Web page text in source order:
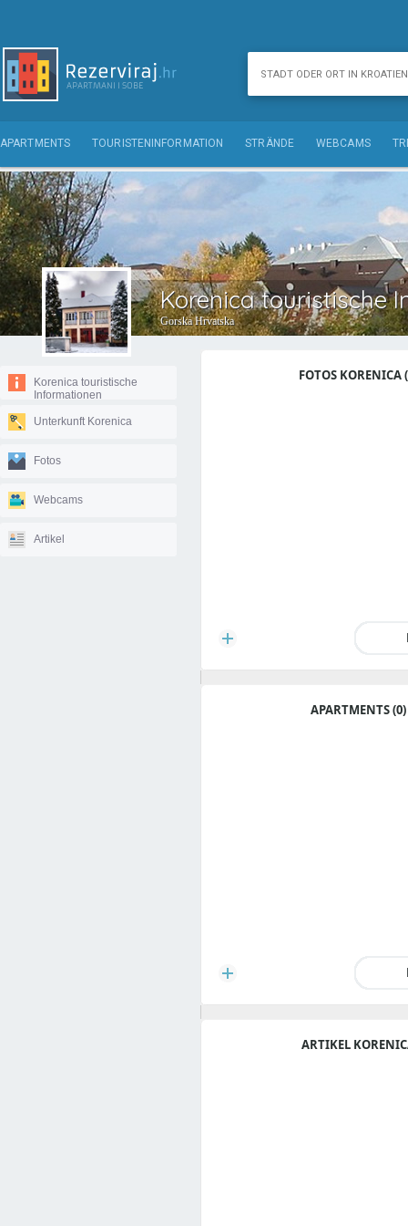
APARTMENTS TOURISTENINFORMATION STRÄNDE WEBCAMS
Korenica touristische
Gorska Hrvatska
Korenica touristische
Informationen
Unterkunft Korenica
Fotos
Webcams
Artikel
FOTOS KORENICA
APARTMENTS (0)
ARTIKEL